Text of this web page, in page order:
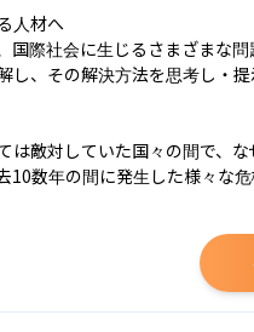
人材へ
国際社会に生じるさまざまな
し、その解決方法を思考し・提
は敵対していた国々の間で、
10数年の間に発生した様々な